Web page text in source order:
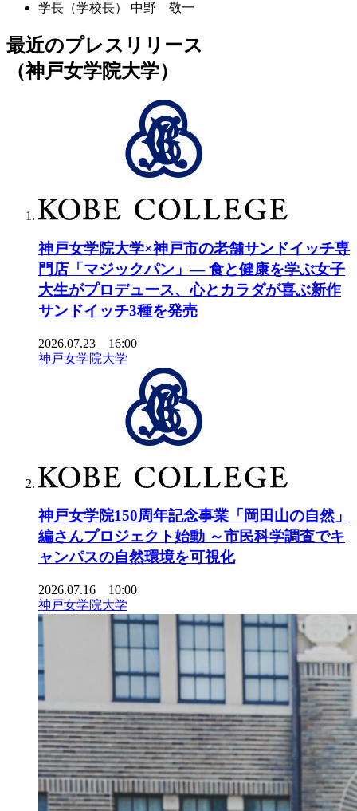
学長（学校長）
中野 敬一
最近のプレスリリース
（神戸女学院大学）
神戸女学院大学×神戸市の老舗サンドイッチ専
門店「マジックパン」― 食と健康を学ぶ女子
大生がプロデュース、心とカラダが喜ぶ新作
サンドイッチ3種を発売
2026.07.23 16:00
神戸女学院大学
神戸女学院150周年記念事業「岡田山の自然」
編さんプロジェクト始動 ～市民科学調査でキ
ャンパスの自然環境を可視化
2026.07.16 10:00
神戸女学院大学